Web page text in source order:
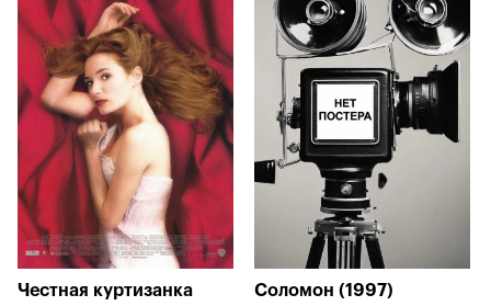
Честная куртизанка
Соломон (1997)